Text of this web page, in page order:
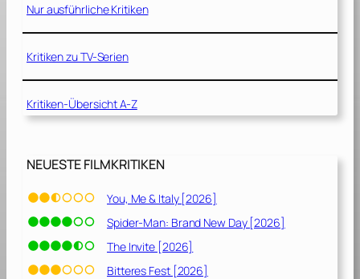
–
Ü
b
l
e
e
i
t
A
l
Nur ausführliche Kritiken
Kritiken zu TV-Serien
Kritiken-Übersicht A-Z
NEUESTE FILMKRITIKEN
You, Me & Italy [2026]
Spider-Man: Brand New Day [2026]
The Invite [2026]
Bitteres Fest [2026]